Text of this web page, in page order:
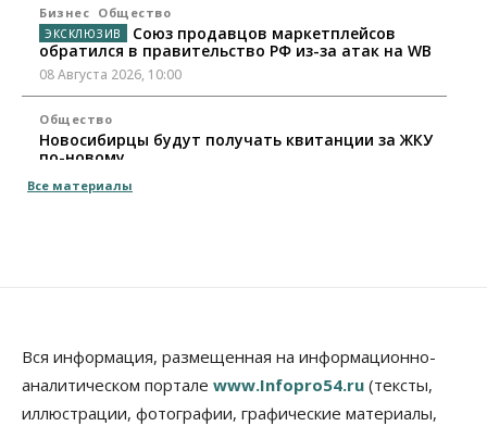
Бизнес Общество
Союз продавцов маркетплейсов
обратился в правительство РФ из-за атак на WB
08 Августа 2026, 10:00
Общество
Новосибирцы будут получать квитанции за ЖКУ
по-новому
08 Августа 2026, 09:00
В Новосибирске прошёл митинг
против нового закона о памятниках
07 Августа 2026, 18:00
Все материалы
Вся информация, размещенная на информационно-
аналитическом портале www.Infopro54.ru (тексты,
иллюстрации, фотографии, графические материалы,